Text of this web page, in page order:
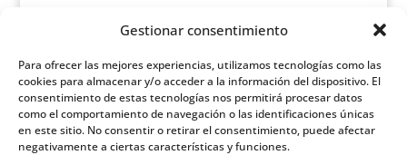
Gestionar consentimiento
Para ofrecer las mejores experiencias, utilizamos tecnologías como las
cookies para almacenar y/o acceder a la información del dispositivo. El
consentimiento de estas tecnologías nos permitirá procesar datos
como el comportamiento de navegación o las identificaciones únicas
en este sitio. No consentir o retirar el consentimiento, puede afectar
negativamente a ciertas características y funciones.
[pdf-embedder url=”https://convivelife.es/wp-
content/uploads/2016/05/EncuestaIngles.pdf”]